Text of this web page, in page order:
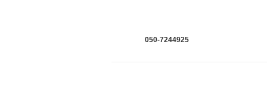
050-7244925